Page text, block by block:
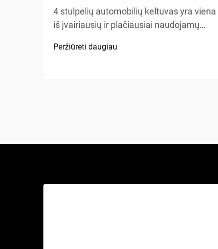
4 stulpelių automobilių keltuvas yra viena
iš įvairiausių ir plačiausiai naudojamų
įrengimuose, namų garažuose bei
Peržiūrėti daugiau